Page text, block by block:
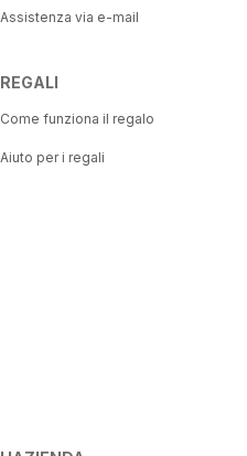
Assistenza via e-mail
REGALI
Come funziona il regalo
Aiuto per i regali